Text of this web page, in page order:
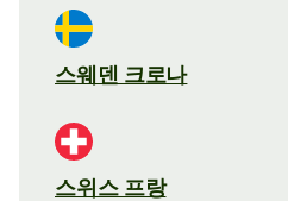
스웨덴 크로나
스위스 프랑